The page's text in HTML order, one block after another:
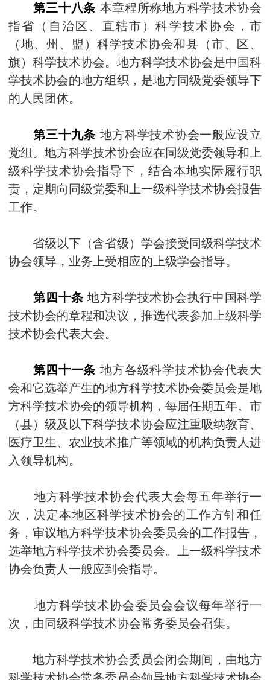
第三十八条 本章程所称地方科学技术协会
指省（自治区、直辖市）科学技术协会，市
（地、州、盟）科学技术协会和县（市、区、
旗）科学技术协会。地方科学技术协会是中国科
学技术协会的地方组织，是地方同级党委领导下
的人民团体。
第三十九条 地方科学技术协会一般应设立
党组。地方科学技术协会应在同级党委领导和上
级科学技术协会指导下，结合本地实际履行职
责，定期向同级党委和上一级科学技术协会报告
工作。
省级以下（含省级）学会接受同级科学技术
协会领导，业务上受相应的上级学会指导。
第四十条 地方科学技术协会执行中国科学
技术协会的章程和决议，推选代表参加上级科学
技术协会代表大会。
第四十一条 地方各级科学技术协会代表大
会和它选举产生的地方科学技术协会委员会是地
方科学技术协会的领导机构，每届任期五年。市
（县）级及以下科学技术协会应注重吸纳教育、
医疗卫生、农业技术推广等领域的机构负责人进
入领导机构。
地方科学技术协会代表大会每五年举行一
次，决定本地区科学技术协会的工作方针和任
务，审议地方科学技术协会委员会的工作报告，
选举地方科学技术协会委员会。上一级科学技术
协会负责人一般应到会指导。
地方科学技术协会委员会会议每年举行一
次，由同级科学技术协会常务委员会召集。
地方科学技术协会委员会闭会期间，由地方